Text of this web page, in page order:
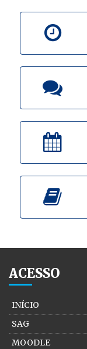
ACESSO
INÍCIO
SAG
MOODLE